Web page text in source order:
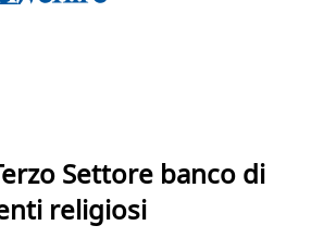
Settore banco di
religiosi